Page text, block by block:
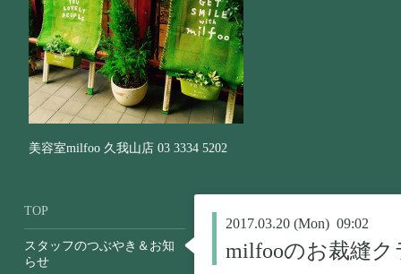
美容室milfoo 久我山店 03 3334 5202
2017.03.20 (Mon) 09:02
milfooのお裁縫ク
TOP
スタッフのつぶやき＆お知
らせ